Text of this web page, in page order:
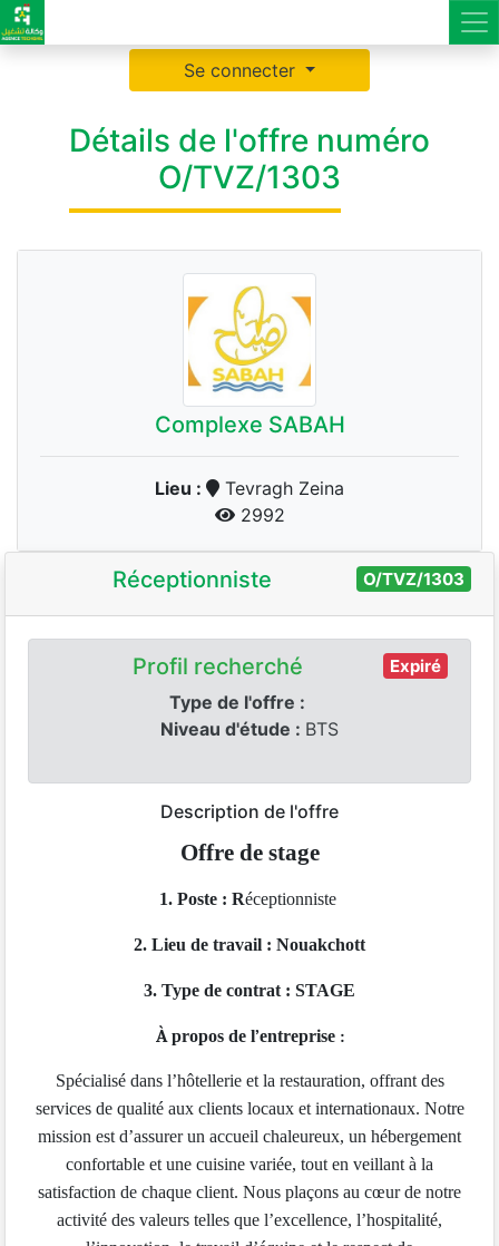
Se connecter
Détails de l'offre numéro
O/TVZ/1303
Complexe SABAH
Lieu :
Tevragh Zeina
2992
Réceptionniste O/TVZ/1303
Profil recherché Expiré
Type de l'offre :
Niveau d'étude : BTS
Description de l'offre
Offre de stage
1. Poste : Réceptionniste
2. Lieu de travail : Nouakchott
3. Type de contrat : STAGE
Àpropos de l’entreprise :
Spécialisé dans l’hôtellerie et la restauration, offrant des
services de qualité aux clients locaux et internationaux. Notre
mission est d’assurer un accueil chaleureux, un hébergement
confortable et une cuisine variée, tout en veillant à la
satisfaction de chaque client. Nous plaçons au cœur de notre
activité des valeurs telles que l’excellence, l’hospitalité,